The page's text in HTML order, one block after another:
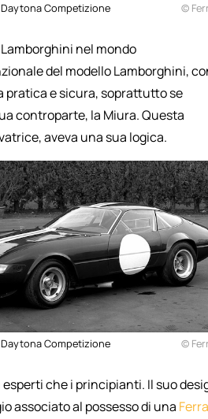
Competizione ©
nel mondo
del modello Lamborghini,
pratica e sicura, soprattutto se
controparte, la Miura. Questa
aveva una sua logica.
Competizione ©
che i principianti. Il suo
associato al possesso di una